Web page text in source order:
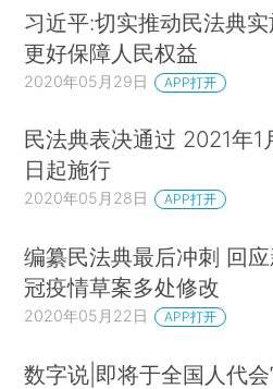
习近平:切实推动民法典实
更好保障人民权益
2020年05月29日 APP打开
民法典表决通过 2021年1
日起施行
2020年05月28日 APP打开
编纂民法典最后冲刺 回
冠疫情草案多处修改
2020年05月22日 APP打开
数字说|即将于全国人代